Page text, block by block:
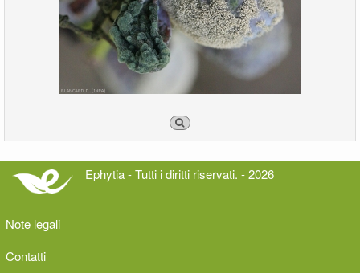
Ephytia - Tutti i diritti riservati. - 2026
Note legali
Contatti